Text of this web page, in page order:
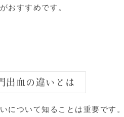
おすすめです。
出血の違いとは
について知ることは重要です